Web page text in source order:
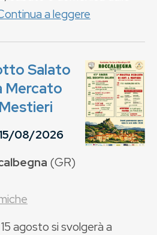
a leggere
Salato
Mercato
08/2026
(GR)
15 agosto si svolgerà a